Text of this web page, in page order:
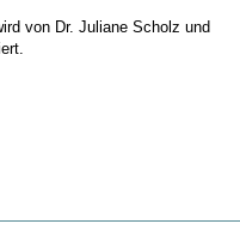
von Dr. Juliane Scholz und